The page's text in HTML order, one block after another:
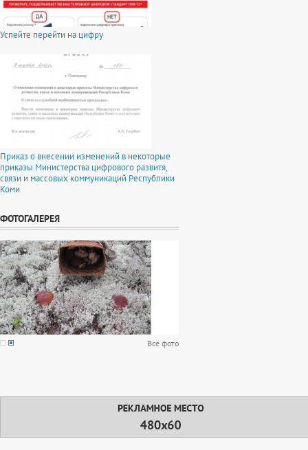
Успейте перейти на цифру
Приказ о внесении изменений в некоторые
приказы Министерства цифрового развитя,
связи и массовых коммуникаций Республики
Коми
ФОТОГАЛЕРЕЯ
Все фото